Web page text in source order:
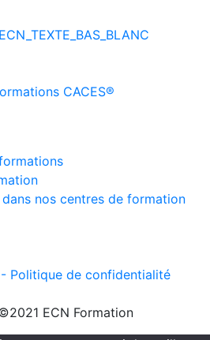
CACES®
nos centres de formation
Politique de confidentialité
ECN Formation